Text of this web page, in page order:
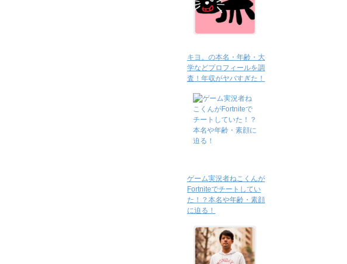
キヨ。の本名・年齢・大
学などプロフィールを調
査！年収がヤバすぎた！
ゲーム実況者ねこくんが
Fortniteでチートしてい
た！？本名や年齢・素顔
に迫る！